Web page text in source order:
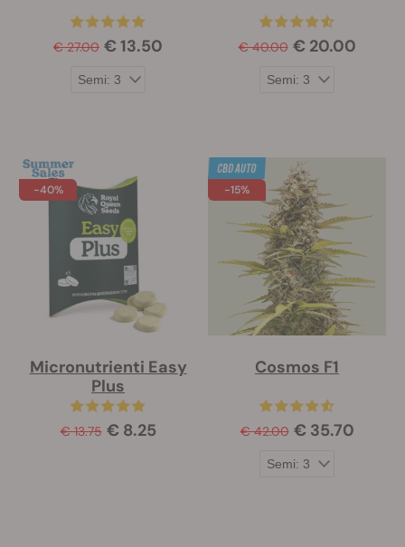
€ 27.00 € 13.50 € 40.00 € 20.00
-40%
Micronutrienti Easy
Plus
€ 13.75 € 8.25
-15%
Cosmos F1
€ 42.00 € 35.70